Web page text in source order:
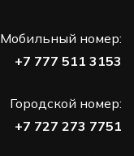
Мобильный номер:
+7 777 511 3153
Городской номер:
+7 727 273 7751